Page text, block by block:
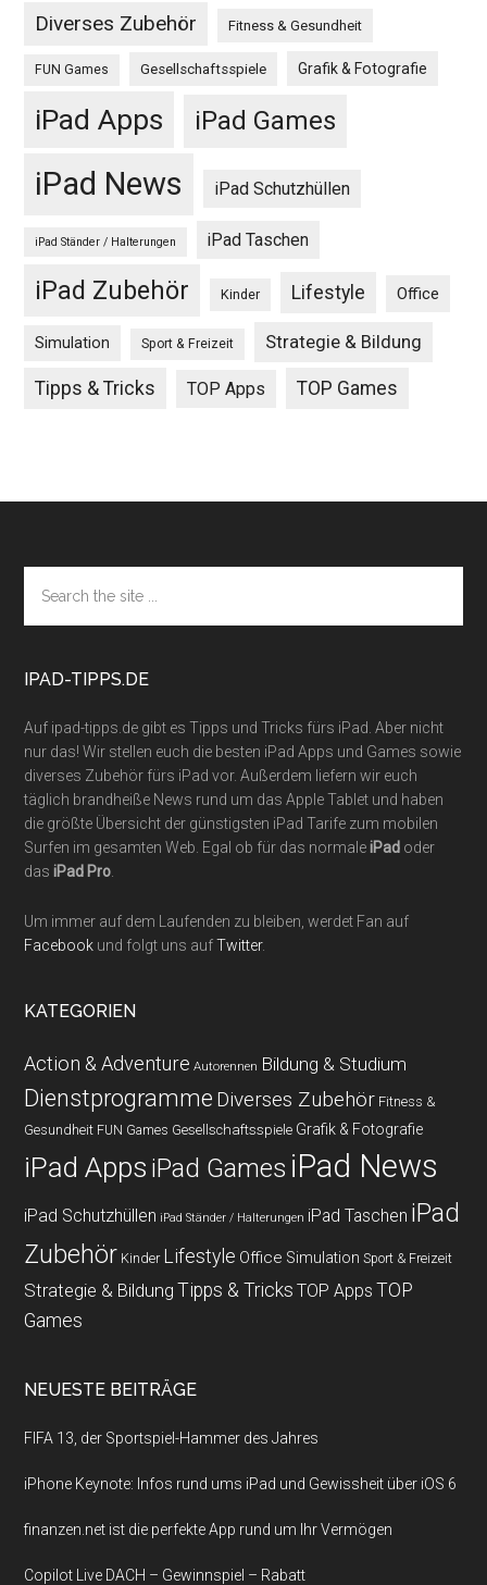
Diverses Zubehör Fitness & Gesundheit
FUN Games Gesellschaftsspiele Grafik & Fotografie
iPad Apps iPad Games
iPad News iPad Schutzhüllen
iPad Ständer / Halterungen iPad Taschen
iPad Zubehör Kinder Lifestyle Office
Simulation Sport & Freizeit Strategie & Bildung
Tipps & Tricks TOP Apps TOP Games
Footer
the
site
IPAD-TIPPS.DE
Auf ipad-tipps.de gibt es Tipps und Tricks fürs iPad. Aber nicht
nur das! Wir stellen euch die besten iPad Apps und Games sowie
diverses Zubehör fürs iPad vor. Außerdem liefern wir euch
täglich brandheiße News rund um das Apple Tablet und haben
die größte Übersicht der günstigsten iPad Tarife zum mobilen
Surfen im gesamten Web. Egal ob für das normaleiPad oder
dasiPad Pro
Um immer auf dem Laufenden zu bleiben, werdet Fan auf
Facebook und folgt uns aufTwitter.
KATEGORIEN
Action & Adventure Autorennen Bildung & Studium
Dienstprogramme Diverses Zubehör Fitness &
Gesundheit FUN Games Gesellschaftsspiele Grafik & Fotografie
iPad Apps iPad Games iPad News
iPad Schutzhüllen iPad Ständer / Halterungen iPad Taschen iPad
Zubehör Kinder Lifestyle Office Simulation Sport & Freizeit
Strategie & Bildung Tipps & Tricks TOP Apps TOP
Games
NEUESTE BEITRÄGE
FIFA 13, der Sportspiel-Hammer des Jahres
iPhone Keynote: Infos rund ums iPad und Gewissheit über iOS 6
finanzen.net ist die perfekte App rund um Ihr Vermögen
Copilot Live DACH – Gewinnspiel – Rabatt